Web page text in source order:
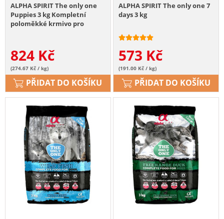
ALPHA SPIRIT The only one
Puppies 3 kg Kompletní
poloměkké krmivo pro
824 Kč
(274.67 Kč / kg)
PŘIDAT DO KOŠÍKU
ALPHA SPIRIT The only one 7
days 3 kg
573 Kč
(191.00 Kč / kg)
PŘIDAT DO KOŠÍKU